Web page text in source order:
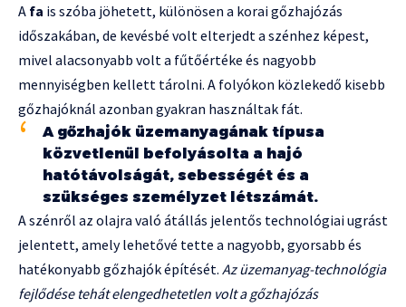
A fa is szóba jöhetett, különösen a korai gőzhajózás
időszakában, de kevésbé volt elterjedt a szénhez képest,
mivel alacsonyabb volt a fűtőértéke és nagyobb
mennyiségben kellett tárolni. A folyókon közlekedő kisebb
gőzhajóknál azonban gyakran használtak fát.
A gőzhajók üzemanyagának típusa
közvetlenül befolyásolta a hajó
hatótávolságát, sebességét és a
szükséges személyzet létszámát.
A szénről az olajra való átállás jelentős technológiai ugrást
jelentett, amely lehetővé tette a nagyobb, gyorsabb és
hatékonyabb gőzhajók építését. Az üzemanyag-technológia
fejlődése tehát elengedhetetlen volt a gőzhajózás